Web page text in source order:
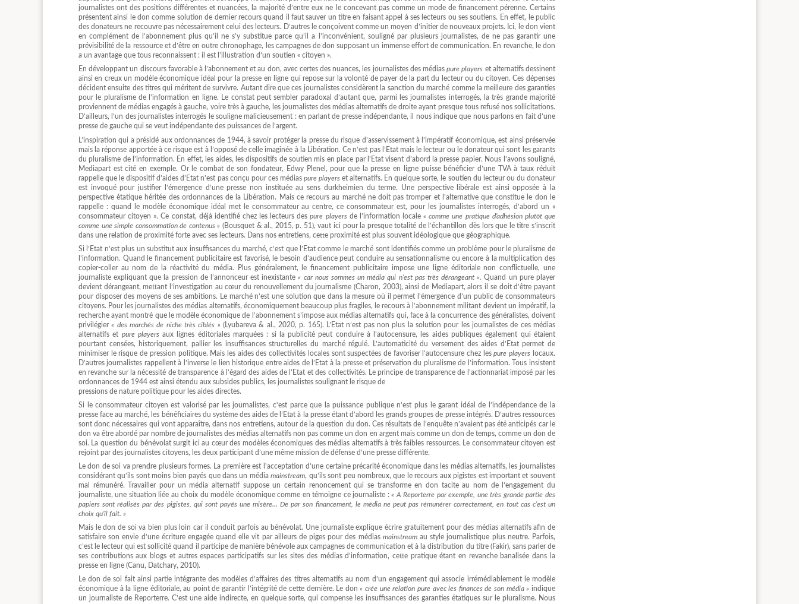
journalistes ont des positions différentes et nuancées, la majorité d’entre eux ne le concevant pas comme un mode de financement pérenne. Certains
présentent ainsi le don comme solution de dernier recours quand il faut sauver un titre en faisant appel à ses lecteurs ou ses soutiens. En effet, le public
des donateurs ne recouvre pas nécessairement celui des lecteurs. D’autres le conçoivent comme un moyen d’initier de nouveaux projets. Ici, le don vient
en complément de l’abonnement plus qu’il ne s’y substitue parce qu’il a l’inconvénient, souligné par plusieurs journalistes, de ne pas garantir une
prévisibilité de la ressource et d’être en outre chronophage, les campagnes de don supposant un immense effort de communication. En revanche, le don
a un avantage que tous reconnaissent : il est l’illustration d’un soutien « citoyen ».
En développant un discours favorable à l’abonnement et au don, avec certes des nuances, les journalistes des médiaspure players et alternatifs dessinent
ainsi en creux un modèle économique idéal pour la presse en ligne qui repose sur la volonté de payer de la part du lecteur ou du citoyen. Ces dépenses
décident ensuite des titres qui méritent de survivre. Autant dire que ces journalistes considèrent la sanction du marché comme la meilleure des garanties
pour le pluralisme de l’information en ligne. Le constat peut sembler paradoxal d’autant que, parmi les journalistes interrogés, la très grande majorité
proviennent de médias engagés à gauche, voire très à gauche, les journalistes des médias alternatifs de droite ayant presque tous refusé nos sollicitations.
D’ailleurs, l’un des journalistes interrogés le souligne malicieusement : en parlant de presse indépendante, il nous indique que nous parlons en fait d’une
presse de gauche qui se veut indépendante des puissances de l’argent.
L’inspiration qui a présidé aux ordonnances de 1944, à savoir protéger la presse du risque d’asservissement à l’impératif économique, est ainsi préservée
mais la réponse apportée à ce risque est à l’opposé de celle imaginée à la Libération. Ce n’est pas l’Etat mais le lecteur ou le donateur qui sont les garants
du pluralisme de l’information. En effet, les aides, les dispositifs de soutien mis en place par l’Etat visent d’abord la presse papier. Nous l’avons souligné,
Mediapart est cité en exemple. Or le combat de son fondateur, Edwy Plenel, pour que la presse en ligne puisse bénéficier d’une TVA à taux réduit
rappelle que le dispositif d’aides d’Etat n’est pas conçu pour ces médias pure players et alternatifs. En quelque sorte, le soutien du lecteur ou du donateur
est invoqué pour justifier l’émergence d’une presse non instituée au sens durkheimien du terme. Une perspective libérale est ainsi opposée à la
perspective étatique héritée des ordonnances de la Libération. Mais ce recours au marché ne doit pas tromper et l’alternative que constitue le don le
rappelle : quand le modèle économique idéal met le consommateur au centre, ce consommateur est, pour les journalistes interrogés, d’abord un «
consommateur citoyen ». Ce constat, déjà identifié chez les lecteurs despure playersde l’information locale« comme une pratique d’adhésion plutôt que
comme une simple consommation de contenus » (Bousquet & al., 2015, p. 51), vaut ici pour la presque totalité de l’échantillon dès lors que le titre s’inscrit
dans une relation de proximité forte avec ses lecteurs. Dans nos entretiens, cette proximité est plus souvent idéologique que géographique.
Si l’Etat n’est plus un substitut aux insuffisances du marché, c’est que l’Etat comme le marché sont identifiés comme un problème pour le pluralisme de
l’information. Quand le financement publicitaire est favorisé, le besoin d’audience peut conduire au sensationnalisme ou encore à la multiplication des
copier-coller au nom de la réactivité du média. Plus généralement, le financement publicitaire impose une ligne éditoriale non conflictuelle, une
journaliste expliquant que la pression de l’annonceur est inexistante« car nous sommes un média qui n’est pas très dérangeant ». Quand un pure player
devient dérangeant, mettant l’investigation au cœur du renouvellement du journalisme (Charon, 2003), ainsi de Mediapart, alors il se doit d’être payant
pour disposer des moyens de ses ambitions. Le marché n’est une solution que dans la mesure où il permet l’émergence d’un public de consommateurs
citoyens. Pour les journalistes des médias alternatifs, économiquement beaucoup plus fragiles, le recours à l’abonnement militant devient un impératif, la
recherche ayant montré que le modèle économique de l’abonnement s’impose aux médias alternatifs qui, face à la concurrence des généralistes, doivent
privilégier« des marchés de niche très ciblés » (Lyubareva & al., 2020, p. 165). L’Etat n’est pas non plus la solution pour les journalistes de ces médias
alternatifs et pure playersaux lignes éditoriales marquées : si la publicité peut conduire à l’autocensure, les aides publiques également qui étaient
pourtant censées, historiquement, pallier les insuffisances structurelles du marché régulé. L’automaticité du versement des aides d’Etat permet de
minimiser le risque de pression politique. Mais les aides des collectivités locales sont suspectées de favoriser l’autocensure chez lespure players locaux.
D’autres journalistes rappellent à l’inverse le lien historique entre aides de l’Etat à la presse et préservation du pluralisme de l’information. Tous insistent
en revanche sur la nécessité de transparence à l’égard des aides de l’Etat et des collectivités. Le principe de transparence de l’actionnariat imposé par les
ordonnances de 1944 est ainsi étendu aux subsides publics, les journalistes soulignant le risque de
pressions de nature politique pour les aides directes.
Si le consommateur citoyen est valorisé par les journalistes, c’est parce que la puissance publique n’est plus le garant idéal de l’indépendance de la
presse face au marché, les bénéficiaires du système des aides de l’Etat à la presse étant d’abord les grands groupes de presse intégrés. D’autres ressources
sont donc nécessaires qui vont apparaître, dans nos entretiens, autour de la question du don. Ces résultats de l’enquête n’avaient pas été anticipés car le
don va être abordé par nombre de journalistes des médias alternatifs non pas comme un don en argent mais comme un don de temps, comme un don de
soi. La question du bénévolat surgit ici au cœur des modèles économiques des médias alternatifs à très faibles ressources. Le consommateur citoyen est
rejoint par des journalistes citoyens, les deux participant d’une même mission de défense d’une presse différente.
Le don de soi va prendre plusieurs formes. La première est l’acceptation d’une certaine précarité économique dans les médias alternatifs, les journalistes
considérant qu’ils sont moins bien payés que dans un médiamainstream, qu’ils sont peu nombreux, que le recours aux pigistes est important et souvent
mal rémunéré. Travailler pour un média alternatif suppose un certain renoncement qui se transforme en don tacite au nom de l’engagement du
journaliste, une situation liée au choix du modèle économique comme en témoigne ce journaliste :« A Reporterre par exemple, une très grande partie des
papiers sont réalisés par des pigistes, qui sont payés une misère… De par son financement, le média ne peut pas rémunérer correctement, en tout cas c’est un
choix qu’il fait. »
Mais le don de soi va bien plus loin car il conduit parfois au bénévolat. Une journaliste explique écrire gratuitement pour des médias alternatifs afin de
satisfaire son envie d’une écriture engagée quand elle vit par ailleurs de piges pour des médias mainstreamau style journalistique plus neutre. Parfois,
c’est le lecteur qui est sollicité quand il participe de manière bénévole aux campagnes de communication et à la distribution du titre (Fakir), sans parler de
ses contributions aux blogs et autres espaces participatifs sur les sites des médias d’information, cette pratique étant en revanche banalisée dans la
presse en ligne (Canu, Datchary, 2010).
Le don de soi fait ainsi partie intégrante des modèles d’affaires des titres alternatifs au nom d’un engagement qui associe irrémédiablement le modèle
économique à la ligne éditoriale, au point de garantir l’intégrité de cette dernière. Le don« crée une relation pure avec les finances de son média » indique
un journaliste de Reporterre. C’est une aide indirecte, en quelque sorte, qui compense les insuffisances des garanties étatiques sur le pluralisme. Nous